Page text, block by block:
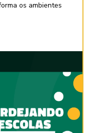
os ambientes